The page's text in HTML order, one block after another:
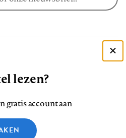
ons
Privacy
lezen?
gratis account aan